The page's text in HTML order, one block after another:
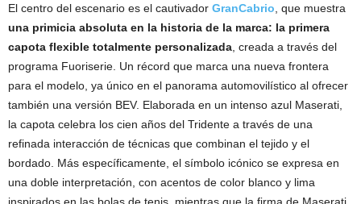
El centro del escenario es el cautivador GranCabrio , que muestra
una primicia absoluta en la historia de la marca: la primera
capota flexible totalmente personalizada , creada a través del
programa Fuoriserie. Un récord que marca una nueva frontera
para el modelo, ya único en el panorama automovilístico al ofrecer
también una versión BEV. Elaborada en un intenso azul Maserati,
la capota celebra los cien años del Tridente a través de una
refinada interacción de técnicas que combinan el tejido y el
bordado. Más específicamente, el símbolo icónico se expresa en
una doble interpretación, con acentos de color blanco y lima